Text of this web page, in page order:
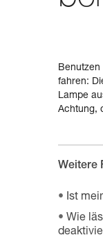
Benutzen
fahren:
Lampe
Achtung,
Weitere
Ist
Wie